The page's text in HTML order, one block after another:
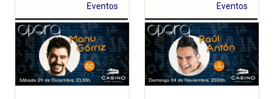
Eventos Eventos